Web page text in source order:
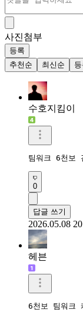
사진첨부
등록
추천순
최신순
수호지킴이
팀워크 6천보
0
답글 쓰기
2026.05.08
헤븐
6천보 팀워크